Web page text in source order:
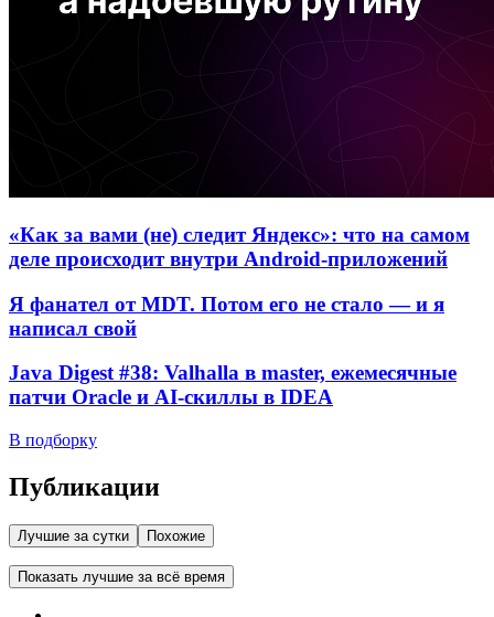
«Как за вами (не) следит Яндекс»: что на самом
деле происходит внутри Android-приложений
Я фанател от MDT. Потом его не стало — и я
написал свой
Java Digest #38: Valhalla в master, ежемесячные
патчи Oracle и AI-скиллы в IDEA
В подборку
Публикации
Лучшие за сутки Похожие
Показать лучшие за всё время